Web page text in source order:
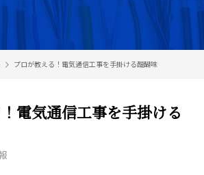
プロが教える！電気通信工事を手掛ける醍醐味
電気通信工事を手掛ける